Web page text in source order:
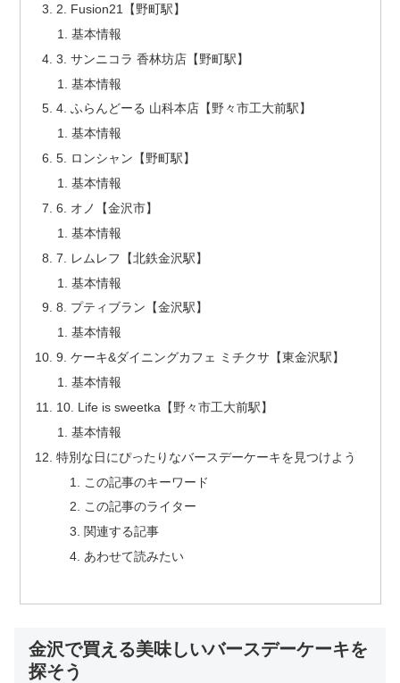
2. Fusion21【野町駅】
基本情報
3. サンニコラ 香林坊店【野町駅】
基本情報
4. ふらんどーる 山科本店【野々市工大前駅】
基本情報
5. ロンシャン【野町駅】
基本情報
6. オノ【金沢市】
基本情報
7. レムレフ【北鉄金沢駅】
基本情報
8. プティブラン【金沢駅】
基本情報
9. ケーキ&ダイニングカフェ ミチクサ【東金沢駅】
基本情報
10. Life is sweetka【野々市工大前駅】
基本情報
特別な日にぴったりなバースデーケーキを見つけよう
この記事のキーワード
この記事のライター
関連する記事
あわせて読みたい
金沢で買える美味しいバースデーケーキを
探そう